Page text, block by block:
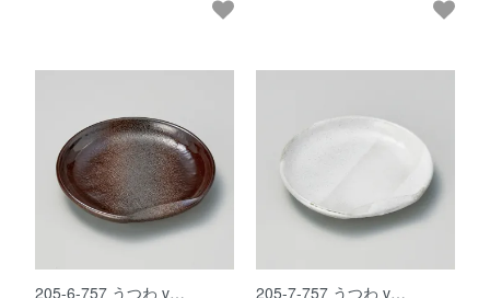
205-6-757 うつわ v… 205-7-757 うつわ v…